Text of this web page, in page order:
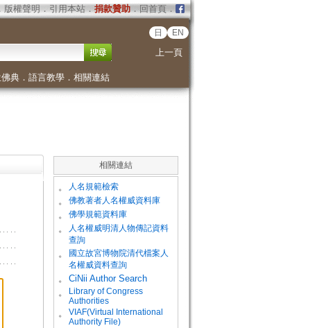
版權聲明 ． 引用本站． 捐款贊助．回首頁．
日 EN
上一頁
典． 語言教學． 相關連結
相關連結
。 人名規範檢索
。 佛教著者人名權威資料庫
。 佛學規範資料庫
。
人名權威明清人物傳記資料
查詢
。
國立故宮博物院清代檔案人
名權威資料查詢
。
CiNii Author Search
。
Library of Congress
Authorities
。
VIAF(Virtual International
Authority File)